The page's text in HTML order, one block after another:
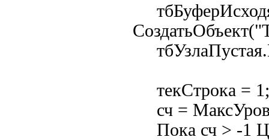
текСтрока = 1;
сч =
Пока